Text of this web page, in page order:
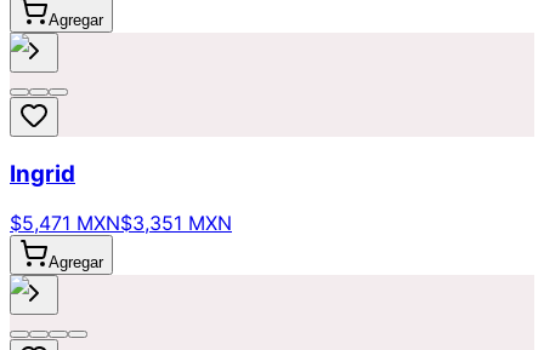
Agregar
Ingrid
$5,471 MXN$3,351 MXN
Agregar